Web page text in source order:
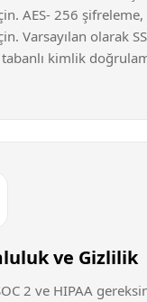
AES- 256
Varsayılan olarak
kimlik
ve Gizlilik
2 ve HIPAA